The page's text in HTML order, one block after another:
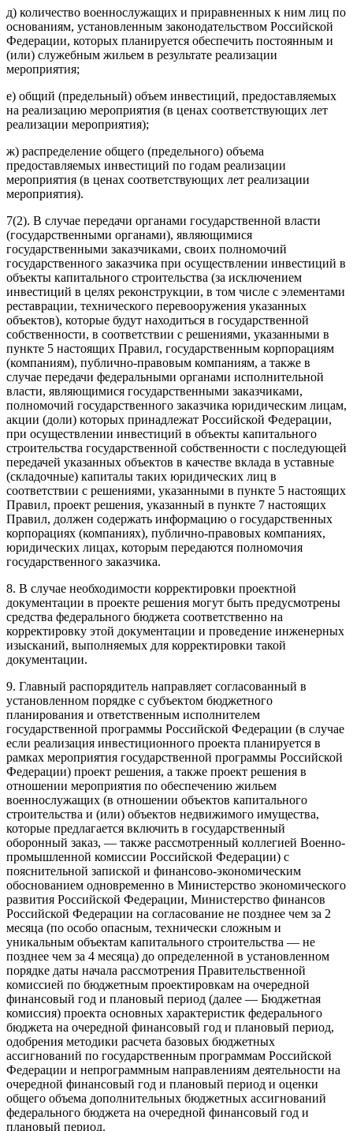
д) количество военнослужащих и приравненных к ним лиц по
основаниям, установленным законодательством Российской
Федерации, которых планируется обеспечить постоянным и
(или) служебным жильем в результате реализации
мероприятия;
е) общий (предельный) объем инвестиций, предоставляемых
на реализацию мероприятия (в ценах соответствующих лет
реализации мероприятия);
ж) распределение общего (предельного) объема
предоставляемых инвестиций по годам реализации
мероприятия (в ценах соответствующих лет реализации
мероприятия).
7(2). В случае передачи органами государственной власти
(государственными органами), являющимися
государственными заказчиками, своих полномочий
государственного заказчика при осуществлении инвестиций в
объекты капитального строительства (за исключением
инвестиций в целях реконструкции, в том числе с элементами
реставрации, технического перевооружения указанных
объектов), которые будут находиться в государственной
собственности, в соответствии с решениями, указанными в
пункте 5 настоящих Правил, государственным корпорациям
(компаниям), публично-правовым компаниям, а также в
случае передачи федеральными органами исполнительной
власти, являющимися государственными заказчиками,
полномочий государственного заказчика юридическим лицам,
акции (доли) которых принадлежат Российской Федерации,
при осуществлении инвестиций в объекты капитального
строительства государственной собственности с последующей
передачей указанных объектов в качестве вклада в уставные
(складочные) капиталы таких юридических лиц в
соответствии с решениями, указанными в пункте 5 настоящих
Правил, проект решения, указанный в пункте 7 настоящих
Правил, должен содержать информацию о государственных
корпорациях (компаниях), публично-правовых компаниях,
юридических лицах, которым передаются полномочия
государственного заказчика.
8. В случае необходимости корректировки проектной
документации в проекте решения могут быть предусмотрены
средства федерального бюджета соответственно на
корректировку этой документации и проведение инженерных
изысканий, выполняемых для корректировки такой
документации.
9. Главный распорядитель направляет согласованный в
установленном порядке с субъектом бюджетного
планирования и ответственным исполнителем
государственной программы Российской Федерации (в случае
если реализация инвестиционного проекта планируется в
рамках мероприятия государственной программы Российской
Федерации) проект решения, а также проект решения в
отношении мероприятия по обеспечению жильем
военнослужащих (в отношении объектов капитального
строительства и (или) объектов недвижимого имущества,
которые предлагается включить в государственный
оборонный заказ, — также рассмотренный коллегией Военно-
промышленной комиссии Российской Федерации) с
пояснительной запиской и финансово-экономическим
обоснованием одновременно в Министерство экономического
развития Российской Федерации, Министерство финансов
Российской Федерации на согласование не позднее чем за 2
месяца (по особо опасным, технически сложным и
уникальным объектам капитального строительства — не
позднее чем за 4 месяца) до определенной в установленном
порядке даты начала рассмотрения Правительственной
комиссией по бюджетным проектировкам на очередной
финансовый год и плановый период (далее — Бюджетная
комиссия) проекта основных характеристик федерального
бюджета на очередной финансовый год и плановый период,
одобрения методики расчета базовых бюджетных
ассигнований по государственным программам Российской
Федерации и непрограммным направлениям деятельности на
очередной финансовый год и плановый период и оценки
общего объема дополнительных бюджетных ассигнований
федерального бюджета на очередной финансовый год и
плановый период.